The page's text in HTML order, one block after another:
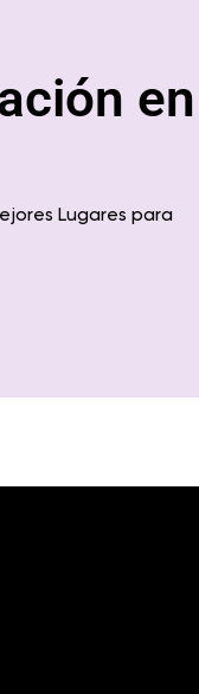
en
Lugares para